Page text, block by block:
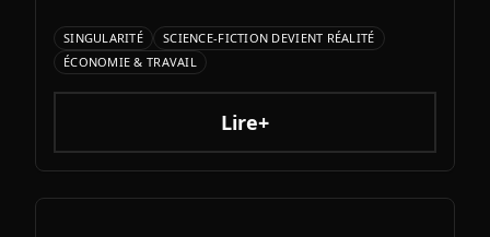
d'Elon Musk s'annonce comme l'un des paris les
plus audacieux de l'histoire de l'IA. Entre
architecture colossale, capacités multimodales
natives et ambitions AGI assumées, Grok 5
pourrait redessiner le paysage de l'intelligence
SINGULARITÉ
SCIENCE-FICTION DEVIENT RÉALITÉ
ÉCONOMIE & TRAVAIL
Lire+